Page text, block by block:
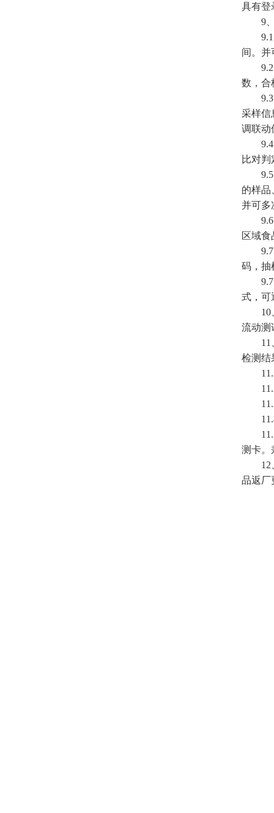
具有登
9、
9.1、
间。并
9.2、
数，合
9.3、
采样信
调联动
9.4、
比对
9.5、
的样品
并可多
9.6、
区域
9.7.1
码，抽
9.7.2
式，可
10、
流动测
11、
检测结
11.1
11.2
11.3
11.4
11.5
测卡。
12、
品返厂